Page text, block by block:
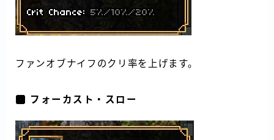
ファンオブナイフのクリ率を上げます。
フォーカスト・スロー